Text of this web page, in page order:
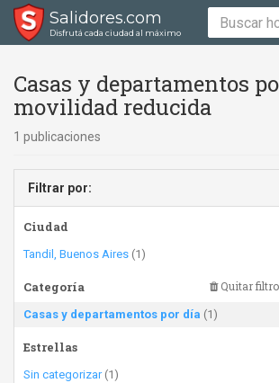
Salidores.com
Disfrutá cada ciudad al máximo
Casas y departamentos
movilidad reducida
1 publicaciones
Filtrar por:
Ciudad
Tandil, Buenos Aires (1)
Categoría Quitar filtro
Casas y departamentos por día (1)
Estrellas
Sin categorizar(1)